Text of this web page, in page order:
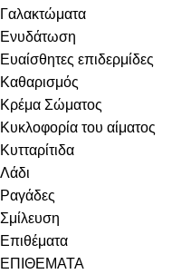
Γαλακτώματα
Ενυδάτωση
Ευαίσθητες επιδερμίδες
Καθαρισμός
Κρέμα Σώματος
Κυκλοφορία του αίματος
Κυτταρίτιδα
Λάδι
Ραγάδες
Σμίλευση
Επιθέματα
ΕΠΙΘΕΜΑΤΑ